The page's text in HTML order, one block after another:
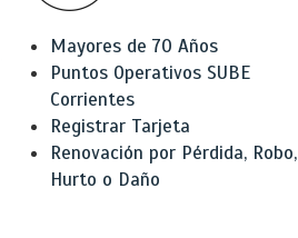
Mayores de 70 Años
Puntos Operativos SUBE
Corrientes
Registrar Tarjeta
Renovación por Pérdida, Robo,
Hurto o Daño